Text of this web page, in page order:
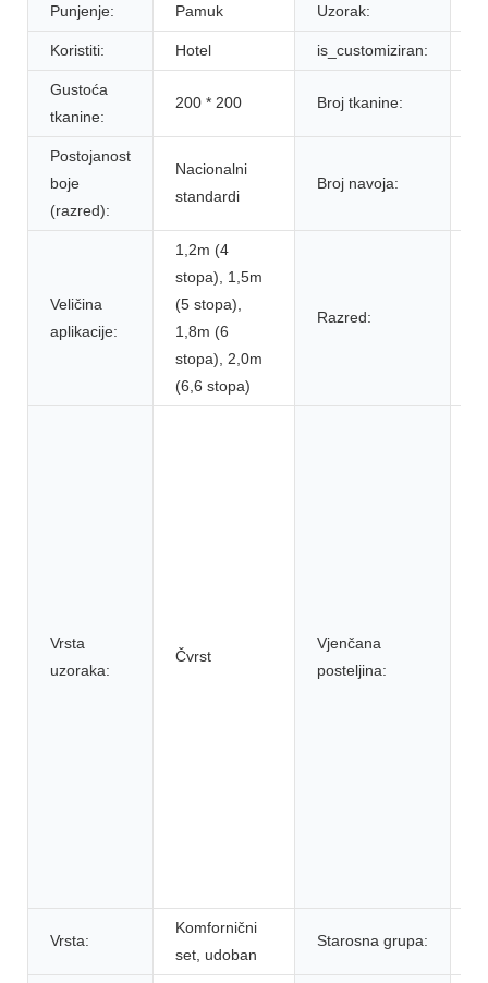
Punjenje: Pamuk Uzorak:
Koristiti: Hotel is_customiziran:
Gustoća
tkanine:
200 * 200 Broj tkanine:
Postojanost
boje
(razred):
Nacionalni
standardi
Broj navoja:
Veličina
aplikacije:
1,2m (4
stopa), 1,5m
(5 stopa),
1,8m (6
stopa), 2,0m
(6,6 stopa)
Razred:
Vrsta
uzoraka:
Čvrst
Vjenčana
posteljina:
Vrsta:
Komfornični
set, udoban
Starosna grupa: